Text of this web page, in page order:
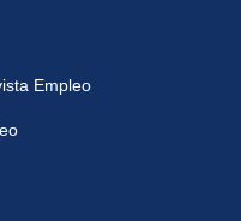
Empleo